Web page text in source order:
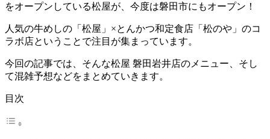
をオープンしている松屋が、今度は磐田市にもオープン！
人気の牛めしの「松屋」 ×とんかつ和定食店「松のや」のコ
ラボ店ということで注目が集まっています。
今回の記事では、そんな松屋 磐田岩井店のメニュー、そし
て混雑予想などをまとめていきます。
目次